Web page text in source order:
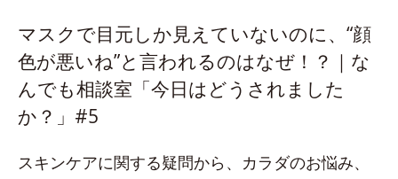
マスクで目元しか見えていないのに、“顔
色が悪いね”と言われるのはなぜ！？｜な
んでも相談室「今日はどうされました
か？」#5
スキンケアに関する疑問から、カラダのお悩み、